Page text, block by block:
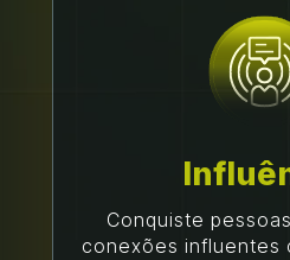
Conquiste
conexões influentes